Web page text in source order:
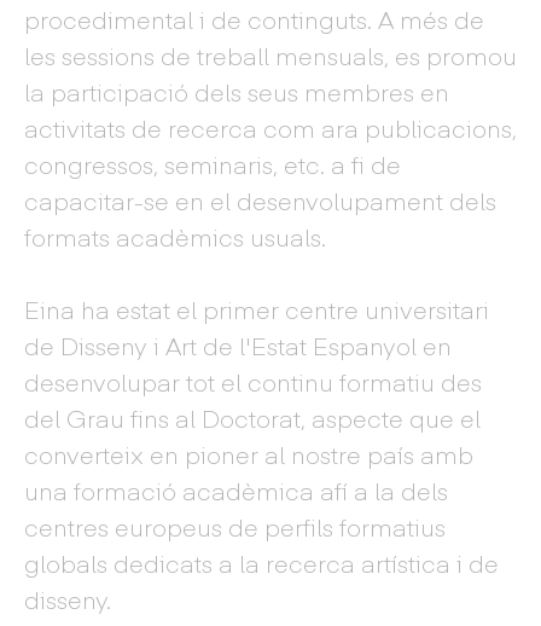
procedimental i de continguts. A més de
les sessions de treball mensuals, es promou
la participació dels seus membres en
activitats de recerca com ara publicacions,
congressos, seminaris, etc. a fi de
capacitar-se en el desenvolupament dels
formats acadèmics usuals.
Eina ha estat el primer centre universitari
de Disseny i Art de l'Estat Espanyol en
desenvolupar tot el continu formatiu des
del Grau fins al Doctorat, aspecte que el
converteix en pioner al nostre país amb
una formació acadèmica afí a la dels
centres europeus de perfils formatius
globals dedicats a la recerca artística i de
disseny.